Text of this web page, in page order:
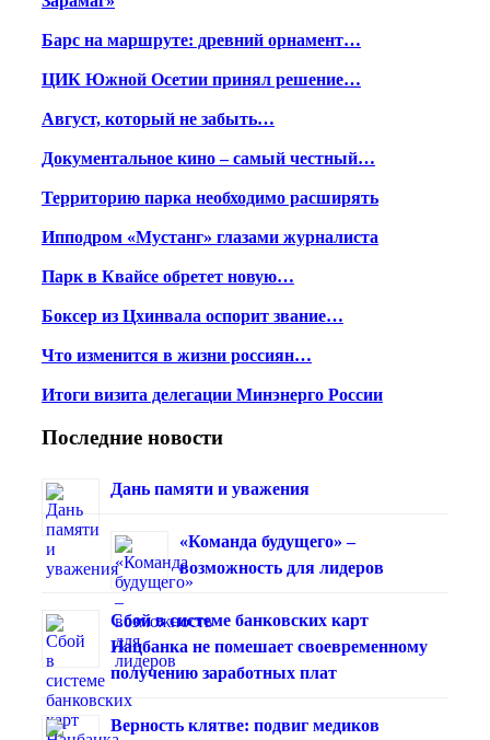
Барс на маршруте: древний орнамент…
ЦИК Южной Осетии принял решение…
Август, который не забыть…
Документальное кино – самый честный…
Территорию парка необходимо расширять
Ипподром «Мустанг» глазами журналиста
Парк в Квайсе обретет новую…
Боксер из Цхинвала оспорит звание…
Что изменится в жизни россиян…
Итоги визита делегации Минэнерго России
Последние новости
Дань памяти и уважения
«Команда будущего» –
возможность для лидеров
Сбой в системе банковских карт
Нацбанка не помешает своевременному
получению заработных плат
Верность клятве: подвиг медиков